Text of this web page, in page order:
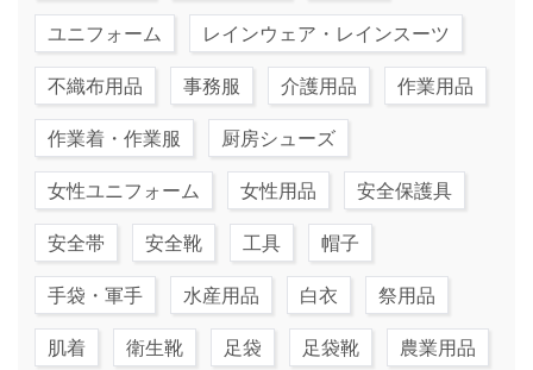
ユニフォーム レインウェア・レインスーツ
不織布用品 事務服 介護用品 作業用品
作業着・作業服 厨房シューズ
女性ユニフォーム 女性用品 安全保護具
安全帯 安全靴 工具 帽子
手袋・軍手 水産用品 白衣 祭用品
肌着 衛生靴 足袋 足袋靴 農業用品